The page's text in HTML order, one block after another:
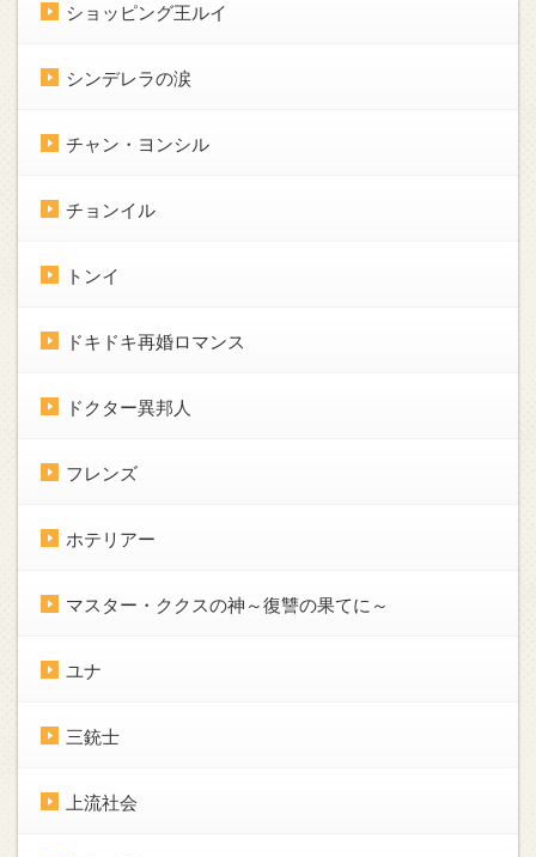
ショッピング王ルイ
シンデレラの涙
チャン・ヨンシル
チョンイル
トンイ
ドキドキ再婚ロマンス
ドクター異邦人
フレンズ
ホテリアー
マスター・ククスの神～復讐の果てに～
ユナ
三銃士
上流社会